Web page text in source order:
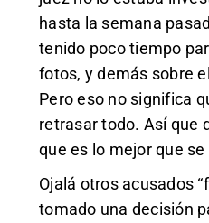
hasta la semana
tenido poco tiempo
fotos, y demás sobre
Pero eso no significa
retrasar todo. Así que
que es lo mejor que
Ojalá otros acusados
tomado una decisión